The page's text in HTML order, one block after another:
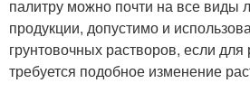
палитру можно почти на все виды
продукции, допустимо и
грунтовочных растворов, если
требуется подобное изменение